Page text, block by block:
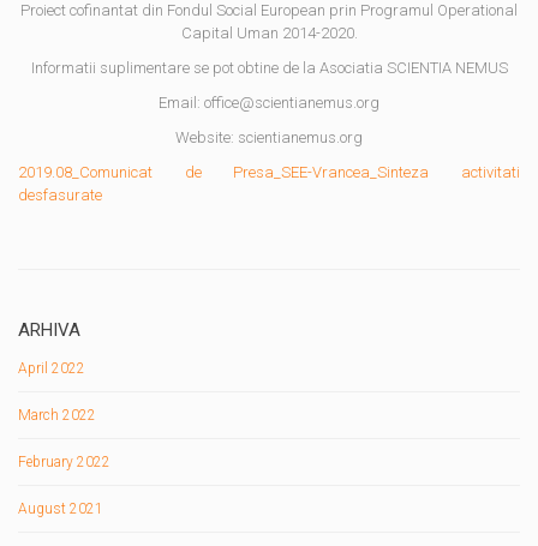
Proiect cofinantat din Fondul Social European prin Programul Operational
Capital Uman 2014-2020.
Informatii suplimentare se pot obtine de la Asociatia SCIENTIA NEMUS
Email: office@scientianemus.org
Website: scientianemus.org
2019.08_Comunicat de Presa_SEE-Vrancea_Sinteza activitati
desfasurate
ARHIVA
April 2022
March 2022
February 2022
August 2021